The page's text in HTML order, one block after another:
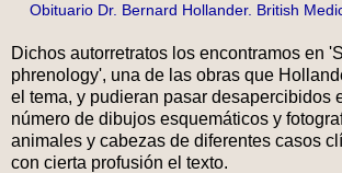
Obituario Dr. Bernard Hollander. British
Dichos autorretratos los encontramos en
phrenology', una de las obras que
el tema, y pudieran pasar desapercibidos
número de dibujos esquemáticos y
animales y cabezas de diferentes casos
con cierta profusión el texto.